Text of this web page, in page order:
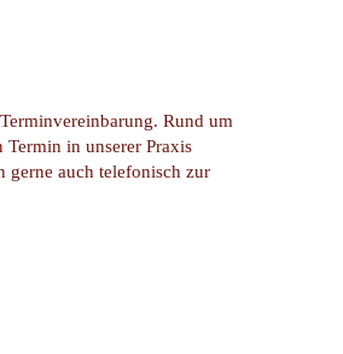
Rund um
in unserer Praxis
gerne auch telefonisch zur